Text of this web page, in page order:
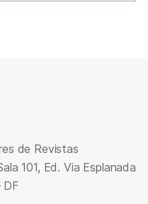
de Revistas
101, Ed. Via Esplanada
DF